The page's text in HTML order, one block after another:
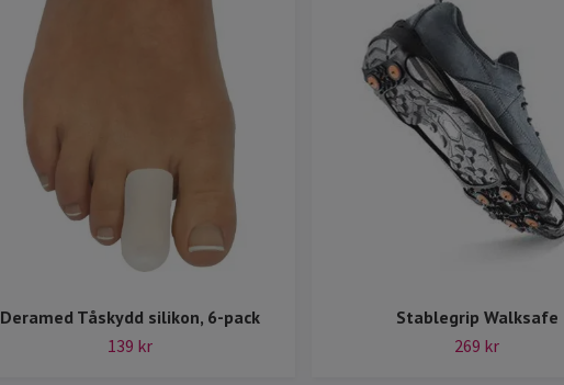
Deramed Tåskydd silikon, 6-pack
139 kr
Stablegrip Walksafe
269 kr